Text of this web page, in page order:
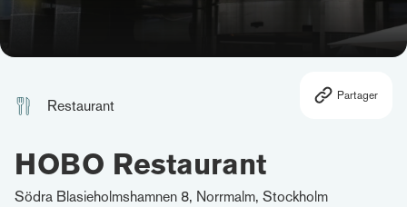
Restaurant
Partager
HOBO Restaurant
Södra Blasieholmshamnen 8, Norrmalm, Stockholm